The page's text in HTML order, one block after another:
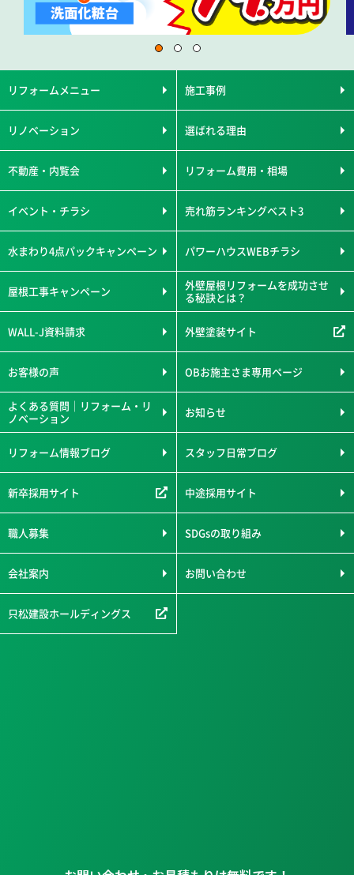
リフォームメニュー 施工事例
リノベーション 選ばれる理由
不動産・内覧会 リフォーム費用・相場
イベント・チラシ 売れ筋ランキングベスト3
水まわり4点パックキャンペーン パワーハウスWEBチラシ
屋根工事キャンペーン
外壁屋根リフォームを成功させ
る秘訣とは？
WALL-J資料請求 外壁塗装サイト
お客様の声 OBお施主さま専用ページ
よくある質問｜リフォーム・リ
ノベーション
お知らせ
リフォーム情報ブログ スタッフ日常ブログ
新卒採用サイト 中途採用サイト
職人募集 SDGsの取り組み
会社案内 お問い合わせ
只松建設ホールディングス